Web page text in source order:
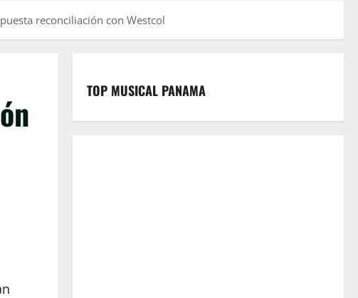
reconciliación con Westcol
TOP MUSICAL PANAMA